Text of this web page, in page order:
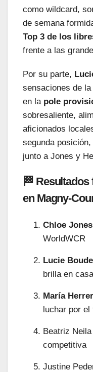
como wildcard,
de semana
Top 3 de los
frente a las
Por su parte,
sensaciones de
en la pole
sobresaliente,
aficionados
segunda
junto a Jones y
🏁
en Magny-
Chloe Jones
WorldWCR
Lucie
brilla en casa
María
luchar por el
Beatriz
competitiva
Justine